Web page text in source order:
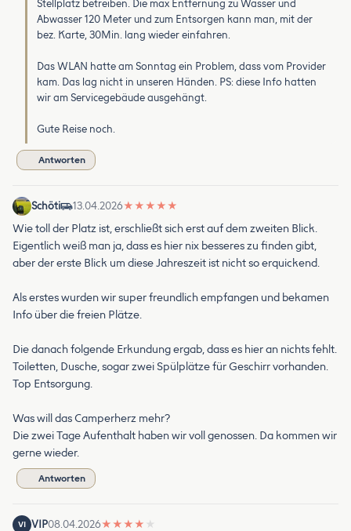
Stellplatz betreiben. Die max Entfernung zu Wasser und
Abwasser 120 Meter und zum Entsorgen kann man, mit der
bez. Karte, 30Min. lang wieder einfahren.
Das WLAN hatte am Sonntag ein Problem, dass vom Provider
kam. Das lag nicht in unseren Händen. PS: diese Info hatten
wir am Servicegebäude ausgehängt.
Gute Reise noch.
Antworten
Schöti 13.04.2026★ ★ ★ ★ ★
Wie toll der Platz ist, erschließt sich erst auf dem zweiten Blick.
Eigentlich weiß man ja, dass es hier nix besseres zu finden gibt,
aber der erste Blick um diese Jahreszeit ist nicht so erquickend.
Als erstes wurden wir super freundlich empfangen und bekamen
Info über die freien Plätze.
Die danach folgende Erkundung ergab, dass es hier an nichts fehlt.
Toiletten, Dusche, sogar zwei Spülplätze für Geschirr vorhanden.
Top Entsorgung.
Was will das Camperherz mehr?
Die zwei Tage Aufenthalt haben wir voll genossen. Da kommen wir
gerne wieder.
Antworten
VI VIP08.04.2026★ ★ ★ ★ ★